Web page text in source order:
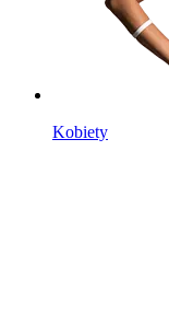
Kobiety